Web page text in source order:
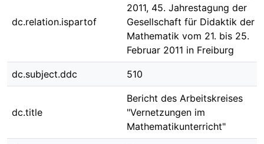
dc.relation.ispartof
2011, 45. Jahrestagung der
Gesellschaft für Didaktik der
Mathematik vom 21. bis 25.
Februar 2011 in Freiburg
dc.subject.ddc 510
dc.title
Bericht des Arbeitskreises
"Vernetzungen im
Mathematikunterricht"